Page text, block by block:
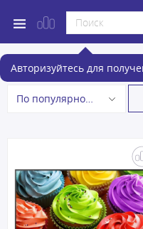
Авторизуйтесь для
Телевизоры
По популярности